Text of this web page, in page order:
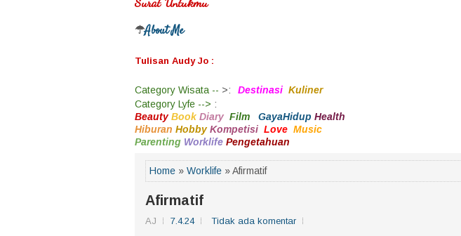
☂About Me
Tulisan Audy Jo :
Category Wisata -- >: Destinasi Kuliner
Category Lyfe --> :
Beauty Book Diary Film GayaHidup Health
Hiburan Hobby Kompetisi Love Music
Parenting Worklife Pengetahuan
Home » Worklife » Afirmatif
Afirmatif
AJ 7.4.24 Tidak ada komentar